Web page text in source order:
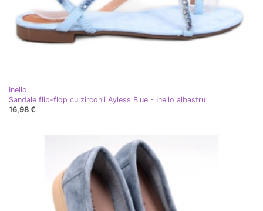
Inello
Sandale flip-flop cu zirconii Ayless Blue - Inello albastru
16,98 €